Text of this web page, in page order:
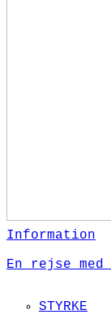
Information
En rejse
STYRKE